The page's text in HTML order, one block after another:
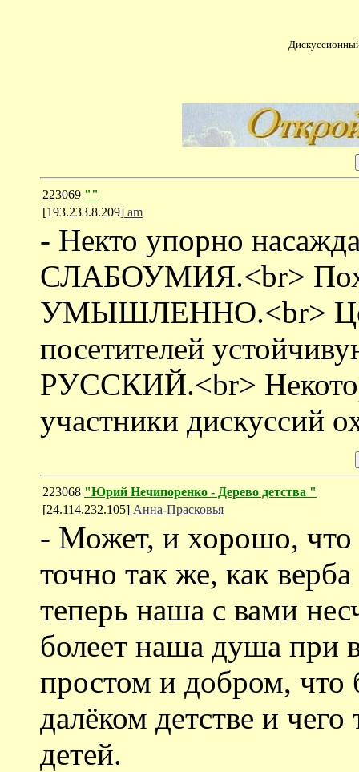
223069 ""
[193.233.8.209] am
- Некто упорно
СЛАБОУМИЯ.<br>
УМЫШЛЕННО.<br>
посетителей
РУССКИЙ.<br>
участники дискуссий
223068 "Юрий Нечипоренко - Дерево детства "
[24.114.232.105] Анна-Прасковья
- Может, и хорошо, что
точно так же, как
теперь наша с вами
болеет наша душа при
простом и добром,
далёком детстве и
детей.